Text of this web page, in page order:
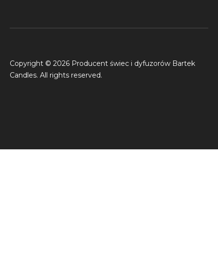
Copyright © 2026 Producent świec i dyfuzorów Bartek
Candles. All rights reserved.